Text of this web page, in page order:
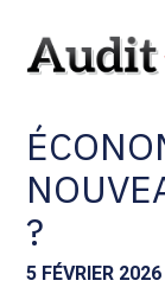
Aller
Comptabilité
Social et
Assistance
Pilotage
Gestion des
Tenue de
ACD
Facturation et
EVOLIZ
?
5 FÉVRIER 2026